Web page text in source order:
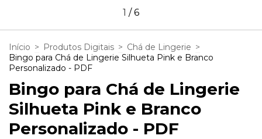
1 /6
Início > Produtos Digitais > Chá de Lingerie >
Bingo para Chá de Lingerie Silhueta Pink e Branco
Personalizado - PDF
Bingo para Chá de Lingerie
Silhueta Pink e Branco
Personalizado - PDF